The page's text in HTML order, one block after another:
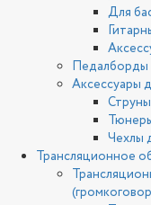
Для
Педалборды
Аксессуары
Чехлы
Трансляционное